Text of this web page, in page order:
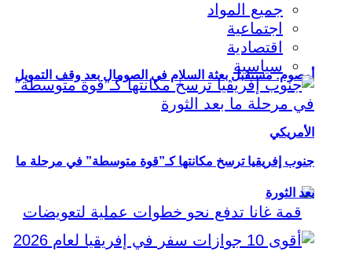
أوصوم: مستقبل بعثة السلام في الصومال بعد وقف التمويل
الأمريكي
جميع المواد
اجتماعية
اقتصادية
سياسية
جنوب إفريقيا ترسخ مكانتها كـ”قوة متوسطة” في مرحلة ما
بعد الثورة